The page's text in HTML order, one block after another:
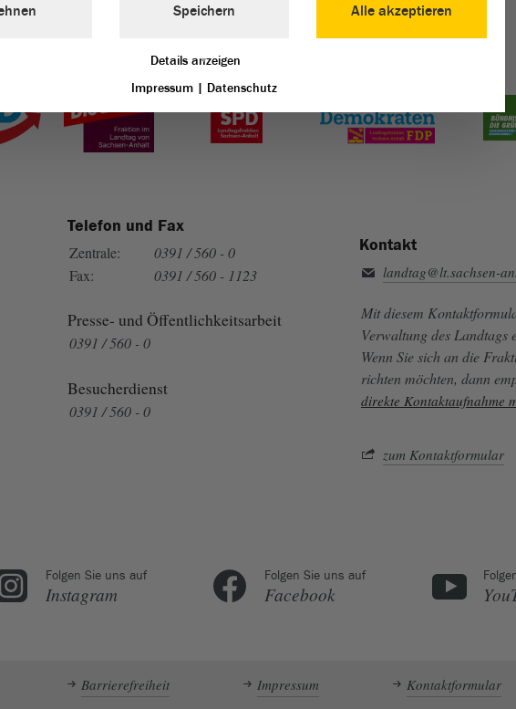
von Sachsen-Anhalt vertreten:
Telefon und Fax
Zentrale:
0391 / 560 - 0
Fax:
0391 / 560 - 1123
Presse- und Öffentlichkeitsarbeit
0391 / 560 - 0
Besucherdienst
0391 / 560 - 0
Kontakt
landtag@lt.sachsen-
Mit diesem
Verwaltung des Landtags
Wenn Sie sich an die
richten möchten, dann
direkte Kontaktaufnahme
zum Kontaktformular
Folgen Sie uns auf
Instagram
Folgen Sie uns auf
Facebook
Barrierefreiheit Impressum Kontaktformular
Alle akzeptieren
Speichern
Details anzeigen
Impressum | Datenschutz